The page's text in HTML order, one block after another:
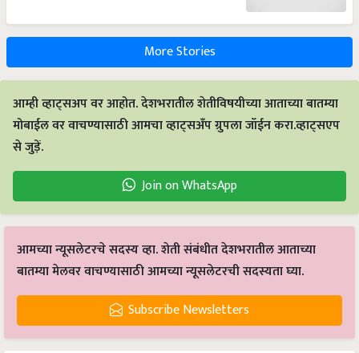
More Stories
आम्ही व्हाट्सअप वर आहोत. देशभरातील शेतीविषयीच्या आताच्या बातम्या
मोबाईल वर वाचण्यासाठी आमचा व्हाट्सअँप ग्रुपला जॉईन करा.व्हाट्सएप
से जुड़ें.
Join on WhatsApp
आमच्या न्यूसलेटरचे सदस्य व्हा. शेती संबंधीत देशभरातील आताच्या
बातम्या मेलवर वाचण्यासाठी आमच्या न्यूसलेटरची सदस्यता घ्या.
Subscribe Newsletters